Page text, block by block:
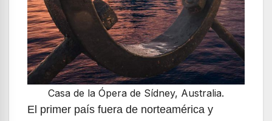
Casa de la Ópera de Sídney, Australia.
El primer país fuera de norteamérica y